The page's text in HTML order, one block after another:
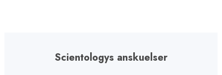
Scientologys anskuelser